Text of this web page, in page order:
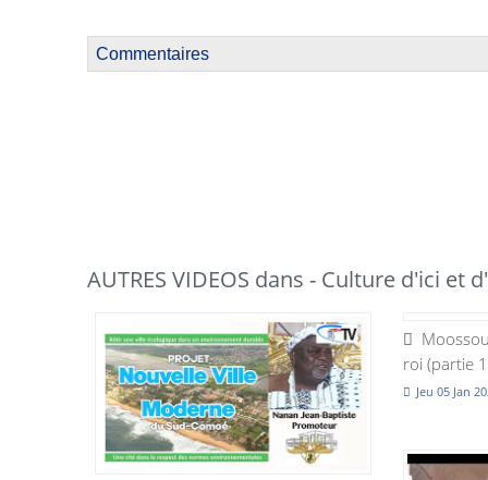
Commentaires
AUTRES VIDEOS dans - Culture d'ici et
roi (partie
Jeu 05 Jan